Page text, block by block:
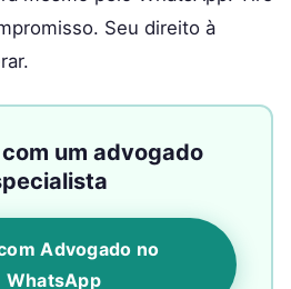
Seu direito à
um advogado
Advogado no
WhatsApp